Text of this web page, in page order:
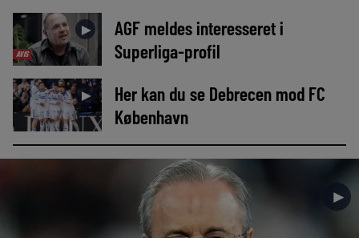
AVIS
►
AGF meldes interesseret i
Superliga-profil
►
Her kan du se Debrecen mod FC
København
►